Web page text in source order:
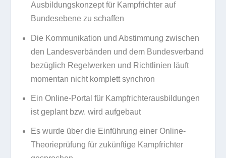
Ausbildungskonzept für Kampfrichter auf
Bundesebene zu schaffen
Die Kommunikation und Abstimmung zwischen
den Landesverbänden und dem Bundesverband
bezüglich Regelwerken und Richtlinien läuft
momentan nicht komplett synchron
Ein Online-Portal für Kampfrichterausbildungen
ist geplant bzw. wird aufgebaut
Es wurde über die Einführung einer Online-
Theorieprüfung für zukünftige Kampfrichter